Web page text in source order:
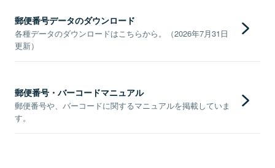
郵便番号データのダウンロード
各種データのダウンロードはこちらから。（2026年7月31日
更新）
郵便番号・バーコードマニュアル
郵便番号や、バーコードに関するマニュアルを掲載していま
す。